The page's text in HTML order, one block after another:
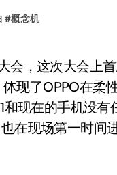
#概念机
现了OPPO在柔
现在的手机没
在现场第一时间